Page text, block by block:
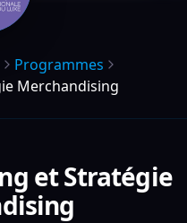
Programmes
Merchandising
et Stratégie